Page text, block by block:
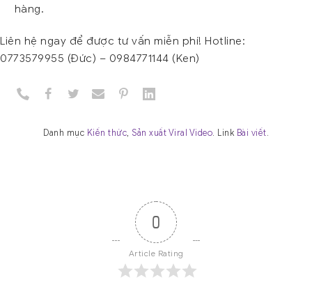
hàng.
Liên hệ ngay để được tư vấn miễn phí! Hotline:
0773579955 (Đức) – 0984771144 (Ken)
Danh mục Kiến thức, Sản xuất Viral Video. Link Bài viết.
0
Article Rating